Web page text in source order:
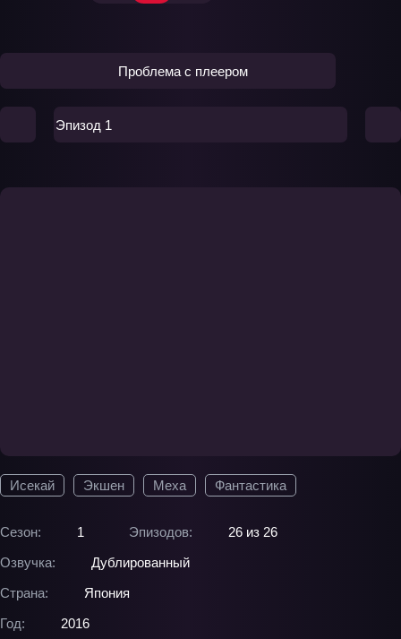
Исекай Экшен Меха Фантастика
Сезон: 1 Эпизодов:
26 из 26
Озвучка:
Дублированный
Страна:
Япония
Год:
2016
Проблема с плеером
Эпизод 1